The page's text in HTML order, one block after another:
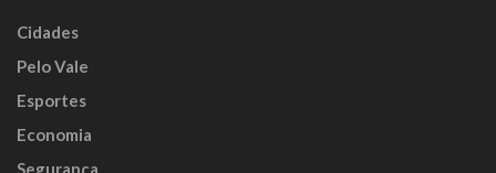
Cidades
Pelo Vale
Esportes
Economia
Segurança